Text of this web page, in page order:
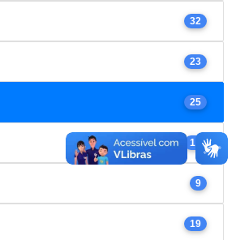
32
23
25
17
9
19